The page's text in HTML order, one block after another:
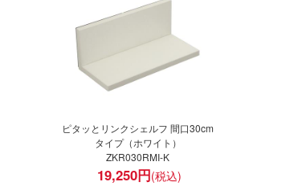
ピタッとリンクシェルフ 間口30cm
タイプ（ホワイト）
ZKR030RMI-K
19,250円